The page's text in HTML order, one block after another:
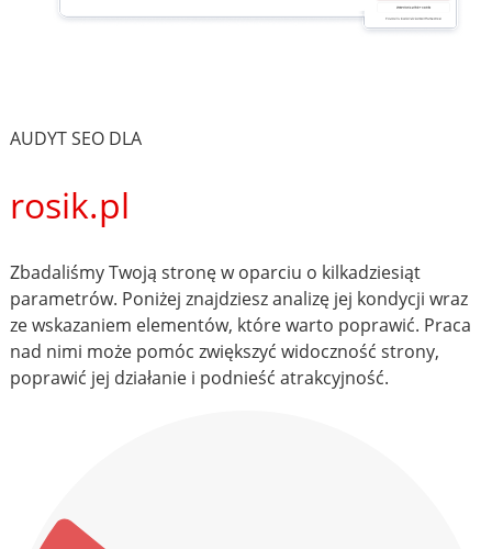
AUDYT SEO DLA
rosik.pl
Zbadaliśmy Twoją stronę w oparciu o kilkadziesiąt
parametrów. Poniżej znajdziesz analizę jej kondycji wraz
ze wskazaniem elementów, które warto poprawić. Praca
nad nimi może pomóc zwiększyć widoczność strony,
poprawić jej działanie i podnieść atrakcyjność.